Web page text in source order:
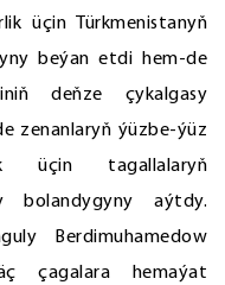
üçin Türkmenistanyň
beýan etdi hem-de
deňze çykalgasy
zenanlaryň ýüzbe-ýüz
üçin tagallalaryň
bolandygyny aýtdy.
Berdimuhamedow
çagalara hemaýat